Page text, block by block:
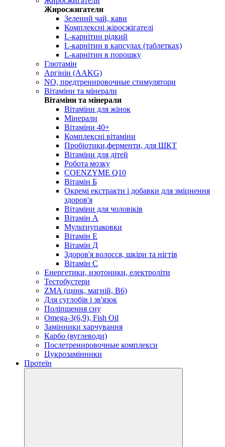
Жиросжигатели
Зелений чай, кави
Комплексні жіросжігателі
L-карнітин рідкий
L-карнітин в капсулах (таблетках)
L-карнітин в порошку
Глютамін
Аргінін (AAKG)
NO, предтренировочные стимулятори
Вітаміни та мінерали
Вітаміни та мінерали
Вітаміни для жінок
Мінерали
Вітаміни 40+
Комплексні вітаміни
Пробіотики,ферменти, для ШКТ
Вітаміни для дітей
Робота мозку
COENZYME Q10
Вітамін Б
Окремі екстракти і добавки для зміцнення
здоров'я
Вітаміни для чоловіків
Вітамін А
Мультиупаковки
Вітамін Е
Вітамін Д
Здоров'я волосся, шкіри та нігтів
Вітамін С
Енергетики, изотоники, електроліти
Тестобустери
ZMA (цинк, магній, В6)
Для суглобів і зв'язок
Поліпшення сну
Omega-3(6,9), Fish Oil
Замінники харчування
Карбо (вуглеводи)
Послетренировочные комплекси
Цукрозамінники
Протеїн